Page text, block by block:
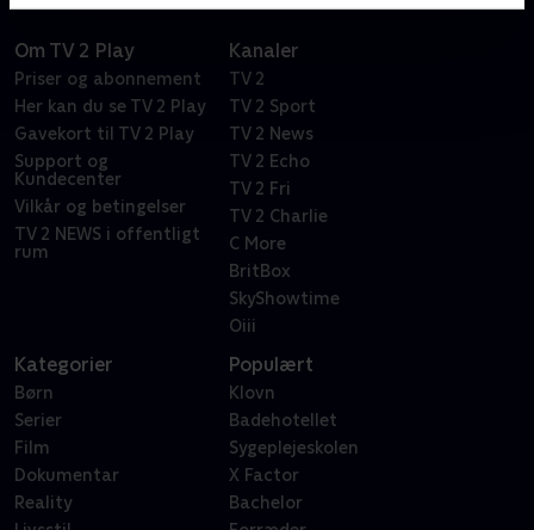
Om TV 2 Play
Priser og abonnement
Her kan du se TV 2 Play
Gavekort til TV 2 Play
Support og
Kundecenter
Vilkår og betingelser
TV 2 NEWS i offentligt
rum
Kanaler
TV 2
TV 2 Sport
TV 2 News
TV 2 Echo
TV 2 Fri
TV 2 Charlie
C More
BritBox
SkyShowtime
Oiii
Kategorier
Børn
Serier
Film
Dokumentar
Reality
Populært
Klovn
Badehotellet
Sygeplejeskolen
X Factor
Bachelor